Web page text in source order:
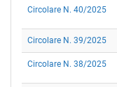
Circolare N. 40/2025
Circolare N. 39/2025
Circolare N. 38/2025